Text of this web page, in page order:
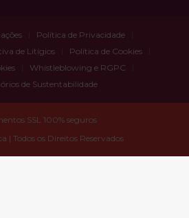
Política de Privacidade
de Litígios
Política de Cookies
Whistleblowing e RGPC
de Sustentabilidade
| Todos os Direitos Reservados
SSL 100% seguros